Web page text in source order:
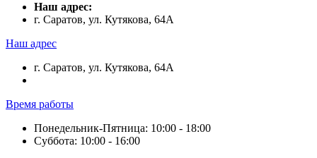
Наш адрес:
г. Саратов, ул. Кутякова, 64А
Наш адрес
г. Саратов, ул. Кутякова, 64А
Время работы
Понедельник-Пятница: 10:00 - 18:00
Суббота: 10:00 - 16:00